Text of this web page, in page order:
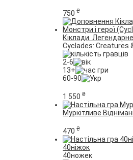
750₴
Кіклади.
Cyclades: Creatures
2-6
13+
60-90
1 550₴
Муркітливе
470₴
40ніжок
40ножек